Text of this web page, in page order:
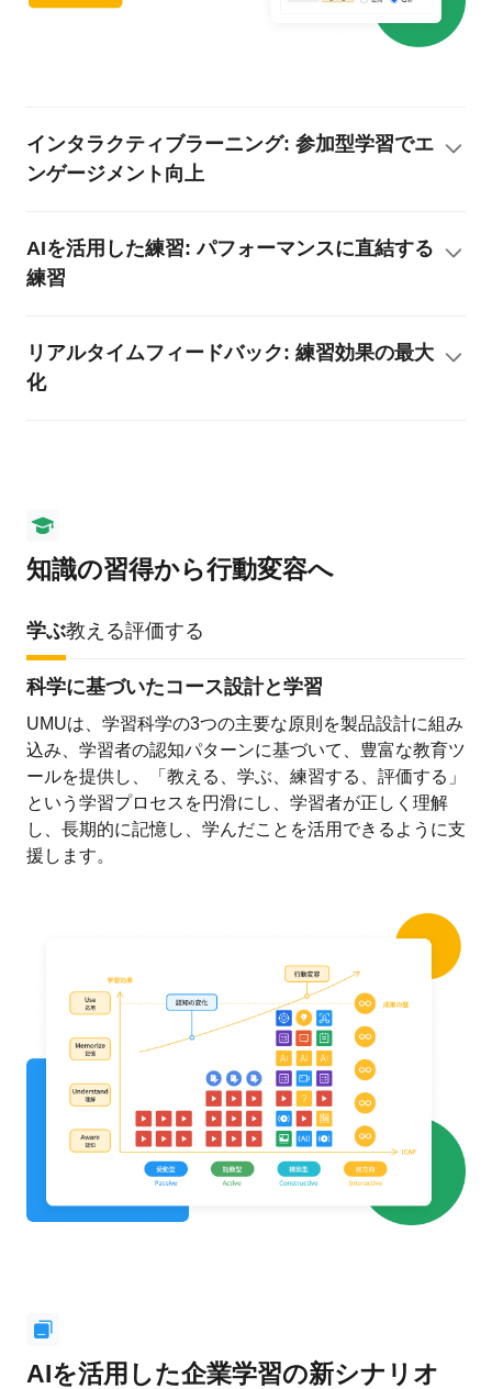
インタラクティブラーニング: 参加型学習でエ
ンゲージメント向上
AIを活用した練習: パフォーマンスに直結する
練習
リアルタイムフィードバック: 練習効果の最大
化
知識の習得から行動変容へ
学ぶ教える評価する
科学に基づいたコース設計と学習
UMUは、学習科学の3つの主要な原則を製品設計に組み
込み、学習者の認知パターンに基づいて、豊富な教育ツ
ールを提供し、「教える、学ぶ、練習する、評価する」
という学習プロセスを円滑にし、学習者が正しく理解
し、長期的に記憶し、学んだことを活用できるように支
援します。
AIを活用した企業学習の新シナリオ